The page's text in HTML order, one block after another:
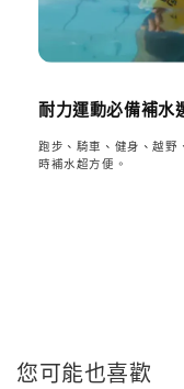
耐力運動必備補水
跑步、騎車、健身、越野
時補水超方便。
您可能也喜歡